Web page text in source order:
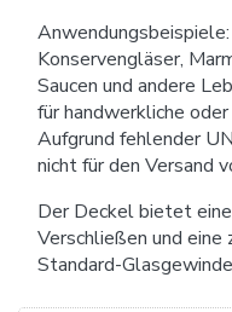
Konservengläser,
Saucen und andere
für handwerkliche
Aufgrund fehlender
nicht für den Versand
Der Deckel bietet
Verschließen und
Standard-